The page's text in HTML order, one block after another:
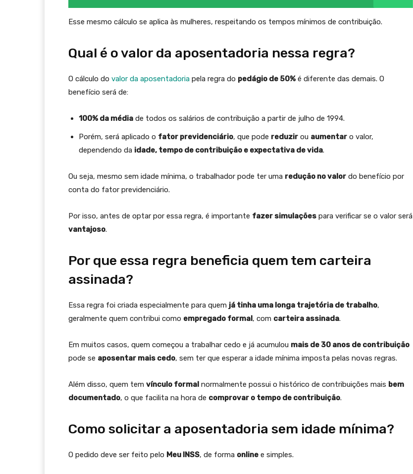
Esse mesmo cálculo se aplica às mulheres, respeitando os tempos mínimos de contribuição.
Qual é o valor da aposentadoria nessa regra?
O cálculo do valor da aposentadoria pela regra do pedágio de 50% é diferente das demais. O
benefício será de:
100% da média de todos os salários de contribuição a partir de julho de 1994.
Porém, será aplicado o fator previdenciário, que pode reduzir ou aumentar o valor,
dependendo da idade, tempo de contribuição e expectativa de vida.
Ou seja, mesmo sem idade mínima, o trabalhador pode ter uma redução no valor do benefício por
conta do fator previdenciário.
Por isso, antes de optar por essa regra, é importante fazer simulações para verificar se o valor será
vantajoso.
Por que essa regra beneficia quem tem carteira
assinada?
Essa regra foi criada especialmente para quem já tinha uma longa trajetória de trabalho,
geralmente quem contribui como empregado formal, com carteira assinada.
Em muitos casos, quem começou a trabalhar cedo e já acumulou mais de 30 anos de contribuição
pode se aposentar mais cedo, sem ter que esperar a idade mínima imposta pelas novas regras.
Além disso, quem tem vínculo formal normalmente possui o histórico de contribuições mais bem
documentado, o que facilita na hora de comprovar o tempo de contribuição.
Como solicitar a aposentadoria sem idade mínima?
O pedido deve ser feito pelo Meu INSS, de forma online e simples.